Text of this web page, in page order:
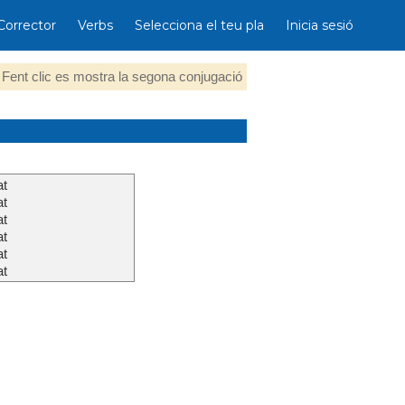
Verbs Selecciona el teu pla Inicia sesió
Fent clic es mostra la segona conjugació